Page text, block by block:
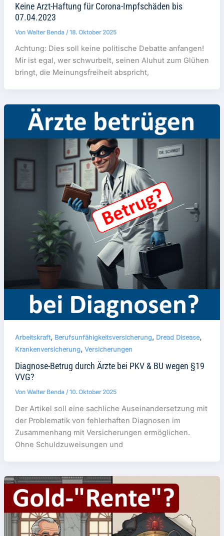
Keine Arzt-Haftung für Corona-Impfschäden bis
07.04.2023
Von Walter Benda /18. Oktober 2025
Achtung: Dies soll keine politische Debatte anfangen!
Mir ist egal, wer schwurbelt, seinen Aluhut zum Glühen
bringt, die Meinungsfreiheit abspricht,
Arbeitskraft, Berufsunfähigkeitsversicherung, Dread Disease,
Krankenversicherung, Versicherungen
Diagnose-Betrug durch Ärzte bei PKV & BU wegen §19
VVG?
Von Walter Benda /10. Oktober 2025
Der Artikel soll eine sachliche Auseinandersetzung mit
der Problematik von fehlerhaften Diagnosen im
Zusammenhang mit Versicherungen ermöglichen.
Ohne Schuldzuweisungen und